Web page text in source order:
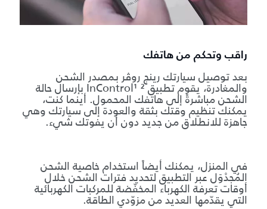
راقب وتحكم من هاتفك
بعد توصيل سيارتك رينج روڤر بمصدر الشحن
والمغادرة، يقوم تطبيق InControl¹ ² بإرسال حالة
الشحن مباشرةً إلى هاتفك المحمول. أينما كنت،
يمكنك تنظيم وقتك بثقة والعودة إلى سيارتك وهي
جاهزة للانطلاق من جديد دون أن يفوتك شيء.
في المنزل، يمكنك أيضاً استخدام خاصية الشحن
المُجدْوَل عبر التطبيق لتحديد فترات الشحن خلال
أوقات تعرفة الكهرباء المخفّضة للمركبات الكهربائية
التي يقدّمها العديد من مزوّدي الطاقة.